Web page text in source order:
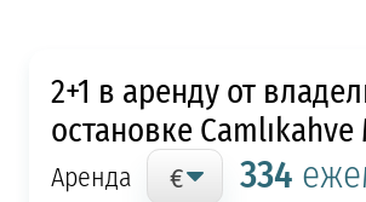
2+1 в аренду от
остановке
Аренда 334